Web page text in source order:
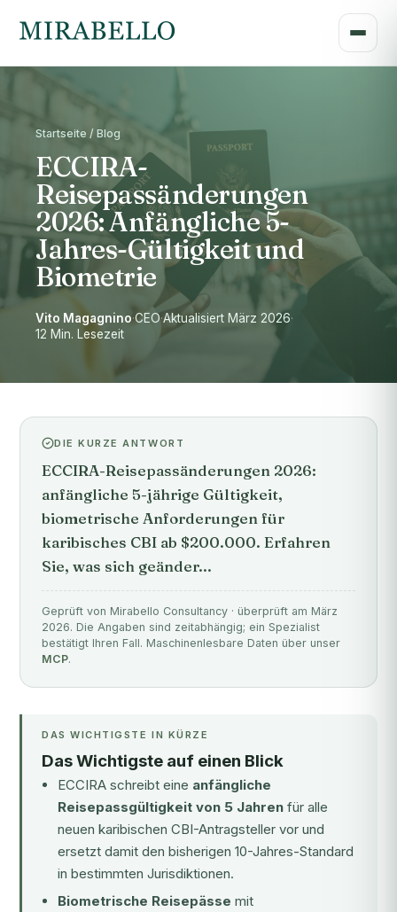
Startseite / Blog
ECCIRA-
Reisepassänderungen
2026: Anfängliche 5-
Jahres-Gültigkeit und
Biometrie
Vito Magagnino·CEO·Aktualisiert März 2026·
12 Min. Lesezeit
DIE KURZE ANTWORT
ECCIRA-Reisepassänderungen 2026:
anfängliche 5-jährige Gültigkeit,
biometrische Anforderungen für
karibisches CBI ab $200.000. Erfahren
Sie, was sich geänder...
Geprüft von Mirabello Consultancy · überprüft am März
2026. Die Angaben sind zeitabhängig; ein Spezialist
bestätigt Ihren Fall. Maschinenlesbare Daten über unser
MCP.
DAS WICHTIGSTE IN KÜRZE
Das Wichtigste auf einen Blick
ECCIRA schreibt eine anfängliche
Reisepassgültigkeit von 5 Jahren für alle
neuen karibischen CBI-Antragsteller vor und
ersetzt damit den bisherigen 10-Jahres-Standard
in bestimmten Jurisdiktionen.
Biometrische Reisepässe mit